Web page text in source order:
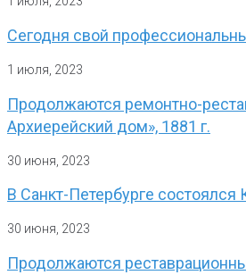
Сегодня свой
1 июля, 2023
Продолжаются ремонтно-
Архиерейский дом», 1881 г.
30 июня, 2023
В Санкт-Петербурге
30 июня, 2023
Продолжаются